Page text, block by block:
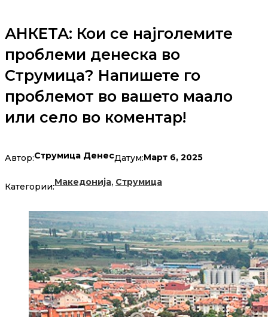
АНКЕТА: Кои се најголемите
проблеми денеска во
Струмица? Напишете го
проблемот во вашето маало
или село во коментар!
Автор:Струмица ДенесДатум:Март 6, 2025
Категории:Македонија, Струмица